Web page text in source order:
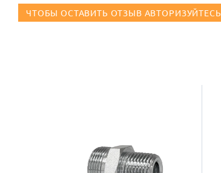
ЧТОБЫ ОСТАВИТЬ ОТЗЫВ АВТОРИЗУЙТЕСЬ